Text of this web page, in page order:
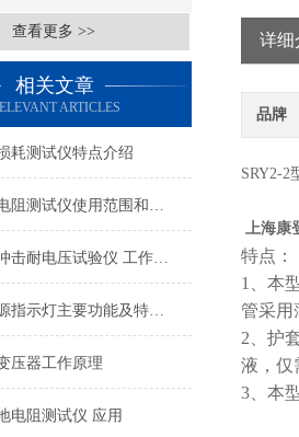
查看更多 >>
相关文章
ARTICLES
耗测试仪特点介绍
数字接地电阻测试仪使用范围和主要特点
绕组匝间冲击耐电压试验仪 工作原理面板说明
滑触线电源指示灯主要功能及特点主要有哪些？
压器工作原理
电阻测试仪 应用
详细
品牌
SRY2-2
上海康
特点：
1
、本
管采用
2 、护
液，仅
3 、本